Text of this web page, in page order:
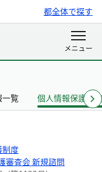
都全体で探す
一覧 個人情報保護制
度
審査会 新規諮問